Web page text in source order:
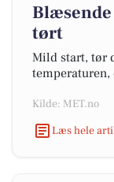
tørt
Mild start, tør
Kilde: MET.no
Læs hele